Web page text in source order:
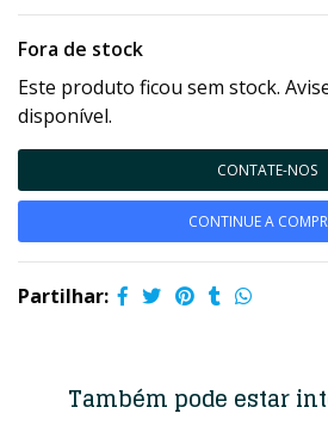
Fora de stock
Este produto ficou sem stock.
disponível.
CONTATE-NOS
CONTINUE A
Partilhar:
Também pode estar